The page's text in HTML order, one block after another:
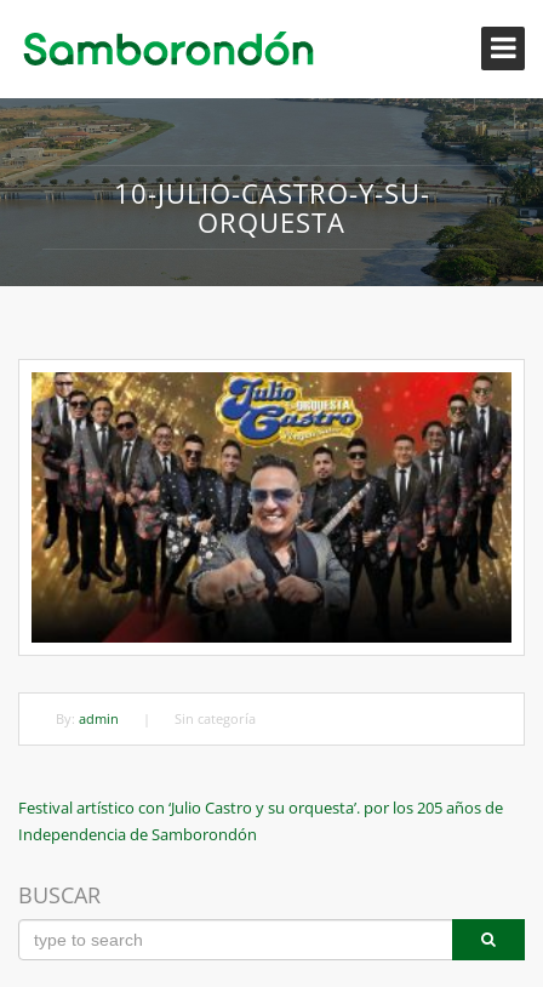
10-JULIO-CASTRO-Y-SU-
ORQUESTA
By: admin Sin categoría
Navegación
de
entradas
Previous
Post
Festival artístico con ‘Julio Castro y su orquesta’. por los 205 años de
Independencia de Samborondón
BUSCAR